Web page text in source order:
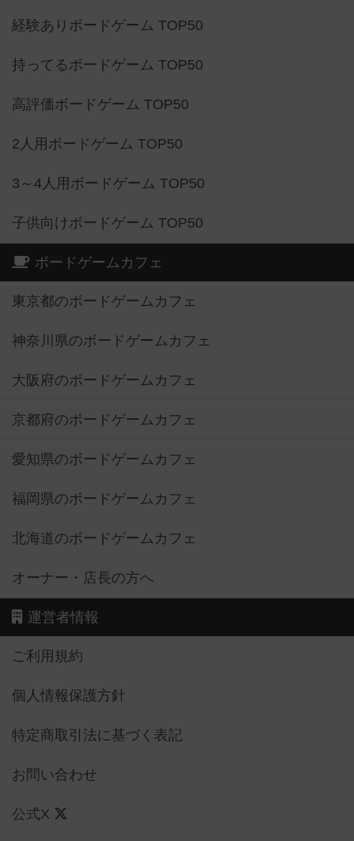
経験ありボードゲーム TOP50
持ってるボードゲーム TOP50
高評価ボードゲーム TOP50
2人用ボードゲーム TOP50
3～4人用ボードゲーム TOP50
子供向けボードゲーム TOP50
ボードゲームカフェ
東京都のボードゲームカフェ
神奈川県のボードゲームカフェ
大阪府のボードゲームカフェ
京都府のボードゲームカフェ
愛知県のボードゲームカフェ
福岡県のボードゲームカフェ
北海道のボードゲームカフェ
オーナー・店長の方へ
運営者情報
ご利用規約
個人情報保護方針
特定商取引法に基づく表記
お問い合わせ
公式X